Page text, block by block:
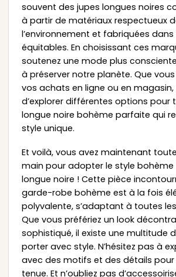
souvent des jupes longues noires
à partir de matériaux respectueux
l’environnement et fabriquées
équitables. En choisissant ces
soutenez une mode plus
à préserver notre planète. Que
vos achats en ligne ou en magasin,
d’explorer différentes options pour
longue noire bohème parfaite qui
style unique.
Et voilà, vous avez maintenant
main pour adopter le style bohème
longue noire ! Cette pièce
garde-robe bohème est à la fois
polyvalente, s’adaptant à toutes
Que vous préfériez un look
sophistiqué, il existe une multitude
porter avec style. N’hésitez pas à
avec des motifs et des détails
tenue. Et n’oubliez pas